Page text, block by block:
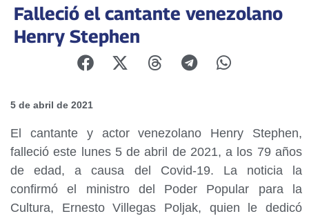
Falleció el cantante venezolano
Henry Stephen
5 de abril de 2021
El cantante y actor venezolano Henry Stephen,
falleció este lunes 5 de abril de 2021, a los 79 años
de edad, a causa del Covid-19. La noticia la
confirmó el ministro del Poder Popular para la
Cultura, Ernesto Villegas Poljak, quien le dedicó